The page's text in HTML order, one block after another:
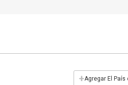
+Agregar El País